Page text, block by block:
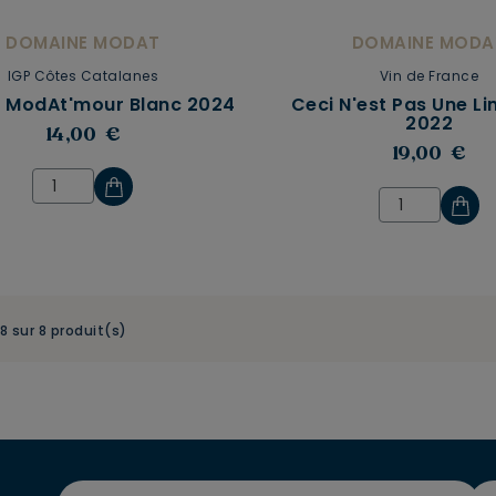
DOMAINE MODAT
IGP Côtes Catalanes
ModAt'mour Blanc 2024
14,00 €
DOMAINE
Vin de France
Ceci N'est Pas Une
2022
19,00 €
sur 8 produit(s)